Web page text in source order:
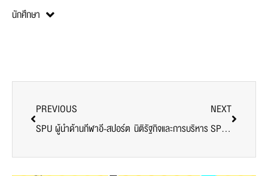
นักศึกษา
PREVIOUS
SPU ผู้นำด้านกีฬาอี-สปอร์ต
NEXT
นิติรัฐกิจและการบริหาร SPU เปิดเวทีบูรณาการศาสตร์เพื่อการพัฒนาประเทศในยุคดิจิทัล